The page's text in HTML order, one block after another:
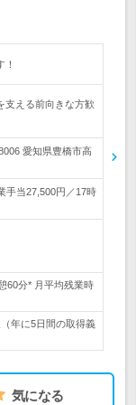
支える前向きな方歓
愛知県豊橋市高
手当27,500円／17時
60分* 月平均残業時
年に5日間の取得義
気になる